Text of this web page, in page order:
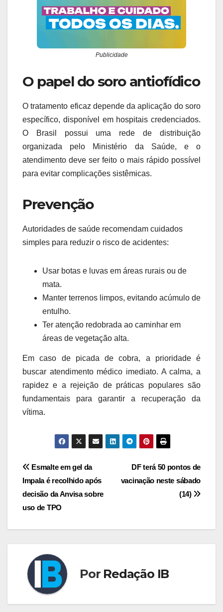
Publicidade
O papel do soro antiofídico
O tratamento eficaz depende da aplicação do soro
específico, disponível em hospitais credenciados.
O Brasil possui uma rede de distribuição
organizada pelo Ministério da Saúde, e o
atendimento deve ser feito o mais rápido possível
para evitar complicações sistêmicas.
Prevenção
Autoridades de saúde recomendam cuidados
simples para reduzir o risco de acidentes:
Usar botas e luvas em áreas rurais ou de
mata.
Manter terrenos limpos, evitando acúmulo de
entulho.
Ter atenção redobrada ao caminhar em
áreas de vegetação alta.
Em caso de picada de cobra, a prioridade é
buscar atendimento médico imediato. A calma, a
rapidez e a rejeição de práticas populares são
fundamentais para garantir a recuperação da
vítima.
Navegação
de
Post
DF terá 50 pontos de
vacinação neste sábado
(14)
Esmalte em gel da
Impala é recolhido após
decisão da Anvisa sobre
uso de TPO
Por Redação IB